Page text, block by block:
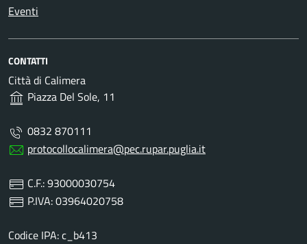
Eventi
CONTATTI
Città di Calimera
Piazza Del Sole, 11
0832 870111
protocollocalimera@pec.rupar.puglia.it
C.F.: 93000030754
P.IVA: 03964020758
Codice IPA: c_b413